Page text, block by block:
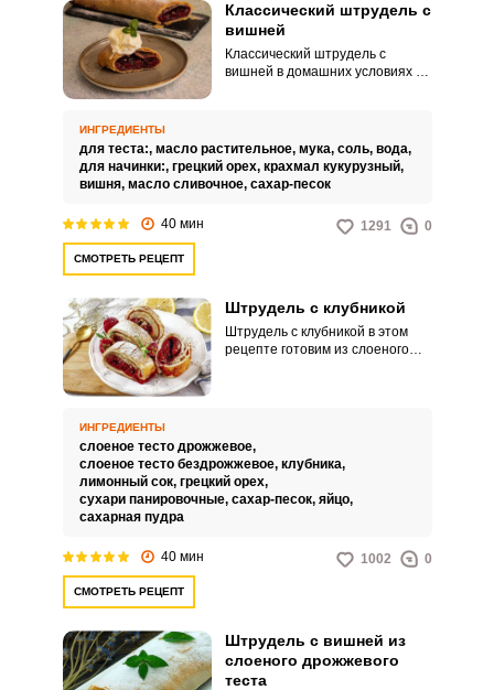
Классический штрудель с
вишней
Классический штрудель с
вишней в домашних условиях –
можно приготовить дома, следуя
определённому рецепту и
используя простые
продукты.Совет по
сэкономить время, для основы
приготовления:Начинку после
приготовления сразу убираем в
холодильник, чтобы полностью
охладить.Кисточку для
штрудель, положите готовую
выпечку на кухонное полотенце
и сверните его вместе со
штруделем.
ИНГРЕДИЕНТЫ
для теста:, масло растительное, мука, соль, вода,
для начинки:, грецкий орех, крахмал кукурузный,
вишня, масло сливочное, сахар-песок
40 мин 1291 0
СМОТРЕТЬ РЕЦЕПТ
Штрудель с клубникой
Штрудель с клубникой в этом
рецепте готовим из слоеного
ИНГРЕДИЕНТЫ
слоеное тесто дрожжевое,
слоеное тесто бездрожжевое, клубника,
лимонный сок, грецкий орех,
сухари панировочные, сахар-песок, яйцо,
сахарная пудра
40 мин 1002 0
СМОТРЕТЬ РЕЦЕПТ
Штрудель с вишней из
слоеного дрожжевого
теста